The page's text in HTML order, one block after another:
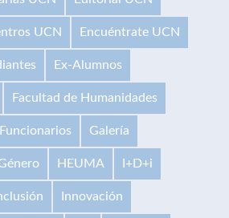
UCN Encuéntrate UCN
Ex-Alumnos
Facultad de Humanidades
Funcionarios Galería
HEUMA I+D+i
Innovación